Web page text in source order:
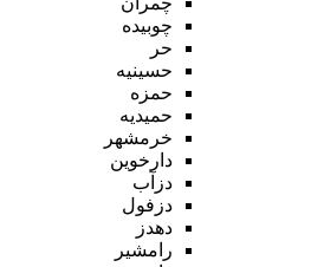
چوبیده
حر
حسینیه
حمزه
حمیدیه
خرمشهر
دارخوین
دزآب
دزفول
دهدز
رامشیر